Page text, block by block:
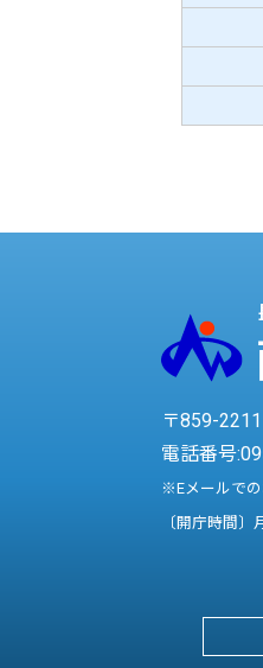
〒859-
電話番号:
※Eメールで
〔開庁時間